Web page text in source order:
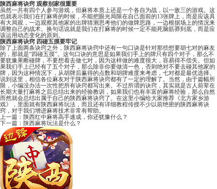
陕西麻将诀窍 观察别家很重要
虽然一共有四个人参与游戏，但麻将本质上还是一个各自为战，以一敌三的游戏。这
也就表示我们在打麻将的时候，不能把眼光局限在自己面前的13张牌上，而是应该具
有大局观，一边观察其他家的出牌猜测思考他们的做牌思路，一边根据场上的情况来
调整自己的战术。换句话说就是我们在打麻将的时候一定不能死脑筋莽到底，而是应
该运用动态变化的原则。
陕西麻将诀窍 四碰五摸要牢记
除了上面两条诀窍之外，陕西麻将诀窍中还有一句口诀是针对那些想要胡七对的麻友
的，那就是“四碰五摸”。这句口诀的意思是如果我们手上的牌只有四个对子，那么不
要犹豫果断碰牌，不要想着去做七对，因为这样做的难度很大，容易得不偿失。但如
果我们手上已经有了五个对子，那么除非你要做清一色，否则绝对不要去碰其他家的
牌，因为这种情况下，从胡牌后赢得的点数和胡牌难度来考虑，七对都是最优选择。
说到这里，相信各位麻友对于陕西麻将诀窍都有了一定的理解了。当然，由于篇幅所
限，小编没办法一次性把所有诀窍都写出来。不过所谓的诀窍，其实就是古人前辈在
长期大量打麻将之后总结出来的经验教训，如果我们也有丰富的麻将经验，那么自然
而然就会总结出属于自己的陕西麻将诀窍了。在这里小编给大家推荐《北方家乡游
戏》，里面就有陕西麻将玩法，而且还有详细教程传授不少以前绝密的陕西麻将诀
窍，对于我们增进麻将技术非常有帮助。
上一篇： 陕西红中麻将高手速成，你还犹豫什么？
下一篇： 陕西麻将玩法是什么？